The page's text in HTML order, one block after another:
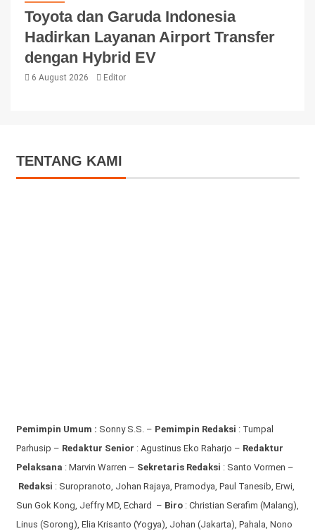
Toyota dan Garuda Indonesia
Hadirkan Layanan Airport Transfer
dengan Hybrid EV
6 August 2026 Editor
TENTANG KAMI
Pemimpin Umum : Sonny S.S. – Pemimpin Redaksi : Tumpal
Parhusip – Redaktur Senior : Agustinus Eko Raharjo – Redaktur
Pelaksana : Marvin Warren – Sekretaris Redaksi : Santo Vormen –
Redaksi : Suropranoto, Johan Rajaya, Pramodya, Paul Tanesib, Erwi,
Sun Gok Kong, Jeffry MD, Echard – Biro: Christian Serafim (Malang),
Linus (Sorong), Elia Krisanto (Yogya), Johan (Jakarta), Pahala, Nono